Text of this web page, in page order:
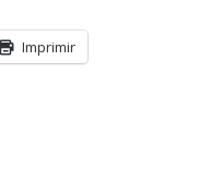
Imprimir